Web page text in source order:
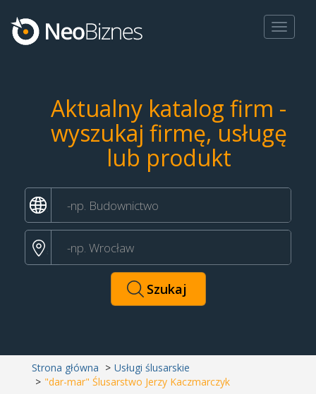
Toggle
Aktualny katalog firm -
wyszukaj firmę, usługę
lub produkt
Strona główna
Usługi ślusarskie
"dar-mar" Ślusarstwo Jerzy Kaczmarczyk